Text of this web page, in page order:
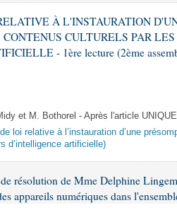
À L'INSTAURATION
CULTURELS PAR LES
- 1ère lecture (2ème
et M. Bothorel - Après l'article
loi relative à l’instauration d’une
d’intelligence artificielle)
résolution de Mme Delphine
appareils numériques dans